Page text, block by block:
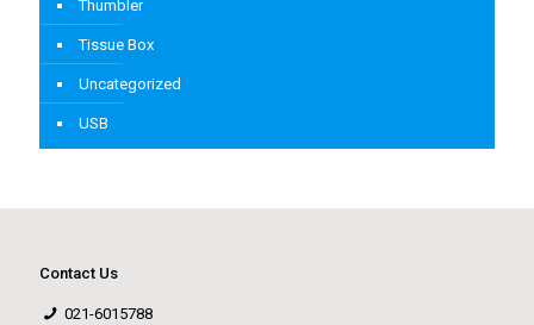
Thumbler
Tissue Box
Uncategorized
USB
Contact Us
021-6015788